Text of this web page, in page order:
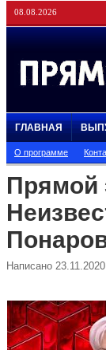
08.08.2026
ГЛАВНАЯ
О программе
Прямой
Написано